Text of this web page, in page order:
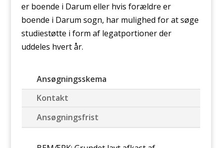
er boende i Darum eller hvis forældre er
boende i Darum sogn, har mulighed for at søge
studiestøtte i form af legatportioner der
uddeles hvert år.
Ansøgningsskema
Kontakt
Ansøgningsfrist